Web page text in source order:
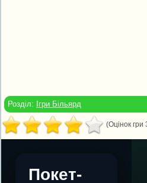
Розділ: Ігри Більярд
(Оцінок гри